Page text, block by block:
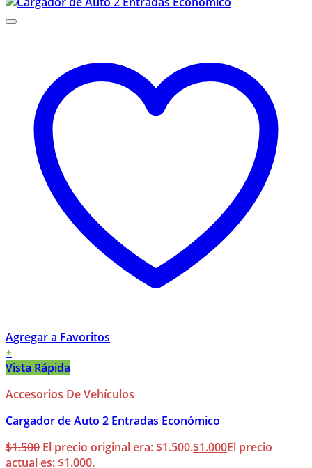
Agregar a Favoritos
+
Vista Rápida
Accesorios De Vehículos
Cargador de Auto 2 Entradas Económico
$1.500 El precio original era: $1.500.$1.000El precio
actual es: $1.000.